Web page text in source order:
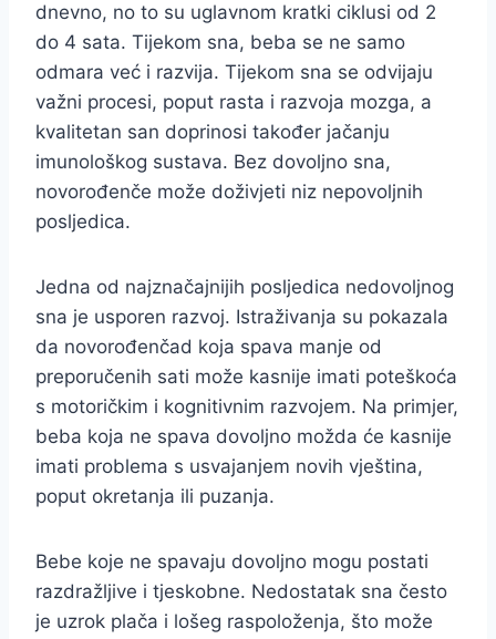
dnevno, no to su uglavnom kratki ciklusi od 2
do 4 sata. Tijekom sna, beba se ne samo
odmara već i razvija. Tijekom sna se odvijaju
važni procesi, poput rasta i razvoja mozga, a
kvalitetan san doprinosi također jačanju
imunološkog sustava. Bez dovoljno sna,
novorođenče može doživjeti niz nepovoljnih
posljedica.
Jedna od najznačajnijih posljedica nedovoljnog
sna je usporen razvoj. Istraživanja su pokazala
da novorođenčad koja spava manje od
preporučenih sati može kasnije imati poteškoća
s motoričkim i kognitivnim razvojem. Na primjer,
beba koja ne spava dovoljno možda će kasnije
imati problema s usvajanjem novih vještina,
poput okretanja ili puzanja.
Bebe koje ne spavaju dovoljno mogu postati
razdražljive i tjeskobne. Nedostatak sna često
je uzrok plača i lošeg raspoloženja, što može